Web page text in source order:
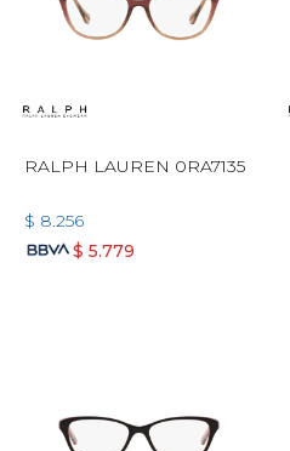
RALPH LAUREN 0RA7135
$ 8.256
$ 5.779